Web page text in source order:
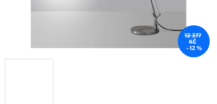
12 377
KČ
–12 %